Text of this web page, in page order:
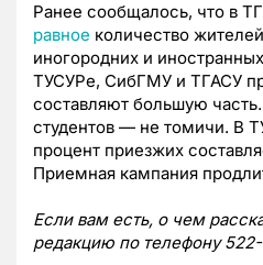
Ранее сообщалось, что в
равное количество
иногородних и
ТУСУРе, СибГМУ и ТГАСУ
составляют большую
студентов — не томичи. В
процент приезжих
Приемная кампания
Если вам есть, о чем
редакцию по телефону